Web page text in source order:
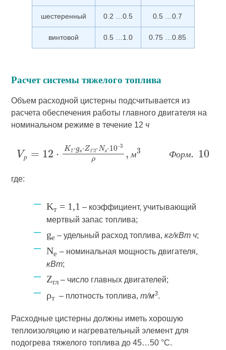
шестеренный 0.2 …0.5 0.5 …0.7
винтовой 0.5 …1.0 0.75 …0.85
Расчет системы тяжелого топлива
Объем расходной цистерны подсчитывается из
расчета обеспечения работы главного двигателя на
номинальном режиме в течение 12 ч
р
м Ф о рм
где:
Kт = 1,1 – коэффициент, учитывающий
мертвый запас топлива;
gе – удельный расход топлива,кг/кВт ч;
Nе – номинальная мощность двигателя,
кВт;
Zгл – число главных двигателей;
ρт – плотность топлива,т/м3.
Расходные цистерны должны иметь хорошую
теплоизоляцию и нагревательный элемент для
подогрева тяжелого топлива до 45…50 °С.